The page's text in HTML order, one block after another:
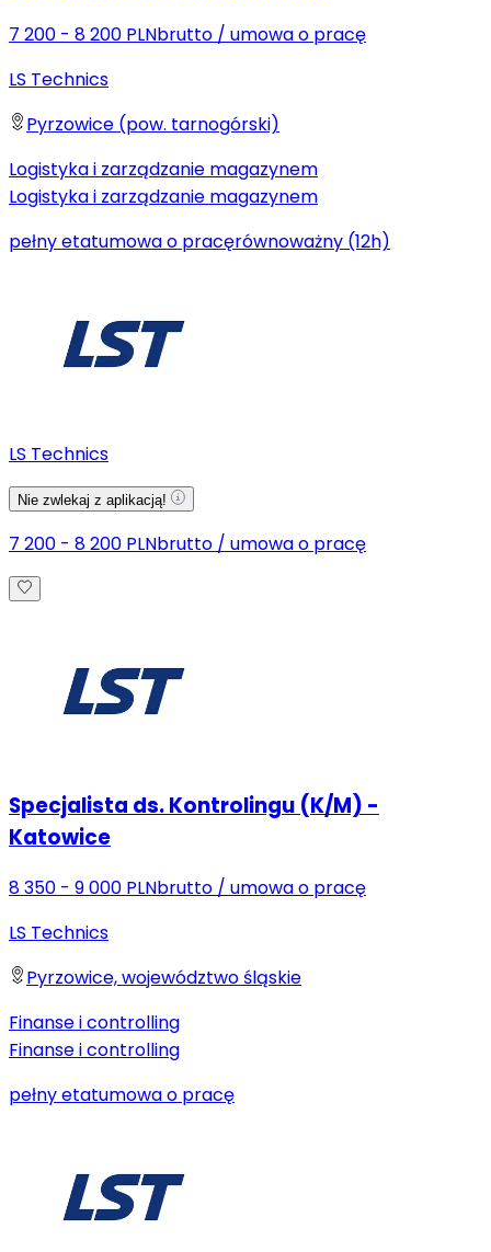
7 200 - 8 200 PLNbrutto / umowa o pracę
LS Technics
Pyrzowice (pow. tarnogórski)
Logistyka i zarządzanie magazynem
Logistyka i zarządzanie magazynem
pełny etatumowa o pracęrównoważny (12h)
LS Technics
Nie zwlekaj z aplikacją!
7 200 - 8 200 PLNbrutto / umowa o pracę
Specjalista ds. Kontrolingu (K/M) -
Katowice
8 350 - 9 000 PLNbrutto / umowa o pracę
LS Technics
Pyrzowice, województwo śląskie
Finanse i controlling
Finanse i controlling
pełny etatumowa o pracę